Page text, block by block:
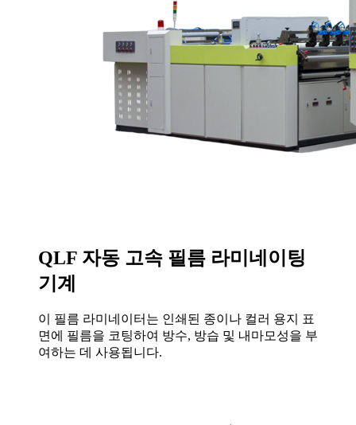
QLF 자동 고속 필름 라미네이팅
기계
이 필름 라미네이터는 인쇄된 종이나 컬러 용지 표
면에 필름을 코팅하여 방수, 방습 및 내마모성을 부
여하는 데 사용됩니다.